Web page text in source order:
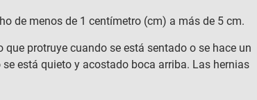
de menos de 1 centímetro (cm) a más de 5 cm.
protruye cuando se está sentado o se hace un
está quieto y acostado boca arriba. Las hernias